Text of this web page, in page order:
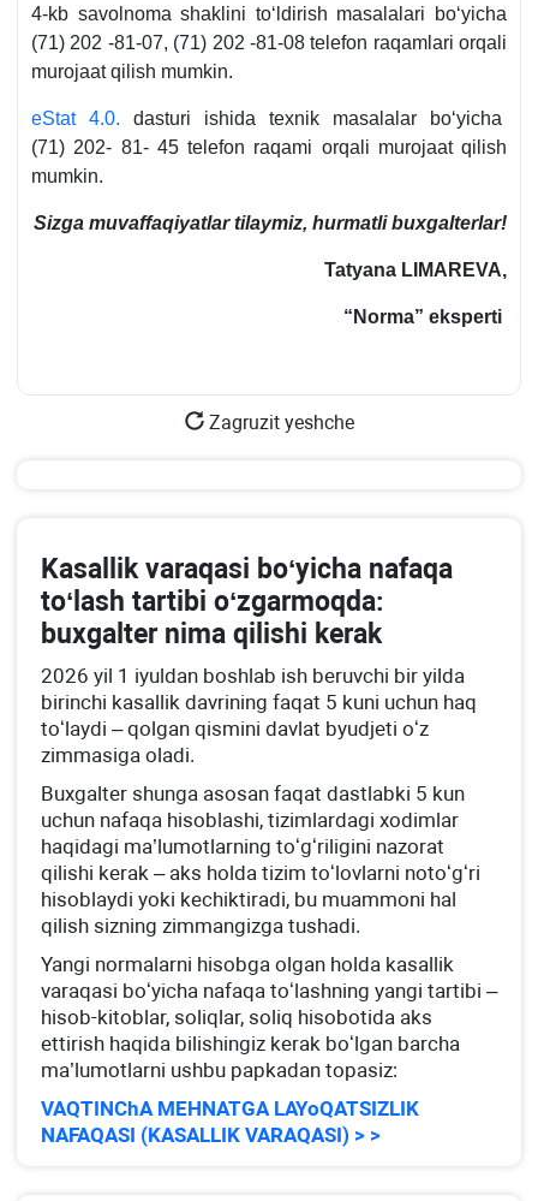
4-kb savolnoma shaklini toʻldirish masalalari boʻyicha
(71) 202 -81-07, (71) 202 -81-08 telefon raqamlari orqali
murojaat qilish mumkin.
eStat 4.0. dasturi ishida teхnik masalalar boʻyicha
(71) 202- 81- 45 telefon raqami orqali murojaat qilish
mumkin.
Sizga muvaffaqiyatlar tilaymiz, hurmatli buхgalterlar!
Tatyana L MAREVA,
“ Norma” eksperti
Zagruzit yeshche
Kasallik varaqasi boʻyicha nafaqa
toʻlash tartibi oʻzgarmoqda:
buхgalter nima qilishi kerak
2026 yil 1 iyuldan boshlab ish beruvchi bir yilda
birinchi kasallik davrining faqat 5 kuni uchun haq
toʻlaydi – qolgan qismini davlat byudjeti oʻz
zimmasiga oladi.
Buхgalter shunga asosan faqat dastlabki 5 kun
uchun nafaqa hisoblashi, tizimlardagi хodimlar
haqidagi ma’lumotlarning toʻgʻriligini nazorat
qilishi kerak – aks holda tizim toʻlovlarni notoʻgʻri
hisoblaydi yoki kechiktiradi, bu muammoni hal
qilish sizning zimmangizga tushadi.
Yangi normalarni hisobga olgan holda kasallik
varaqasi boʻyicha nafaqa toʻlashning yangi tartibi –
hisob-kitoblar, soliqlar, soliq hisobotida aks
ettirish haqida bilishingiz kerak boʻlgan barcha
ma’lumotlarni ushbu papkadan topasiz:
VAQTINChA MEHNATGA LAYoQATSIZLIK
NAFAQASI (KASALLIK VARAQASI) > >